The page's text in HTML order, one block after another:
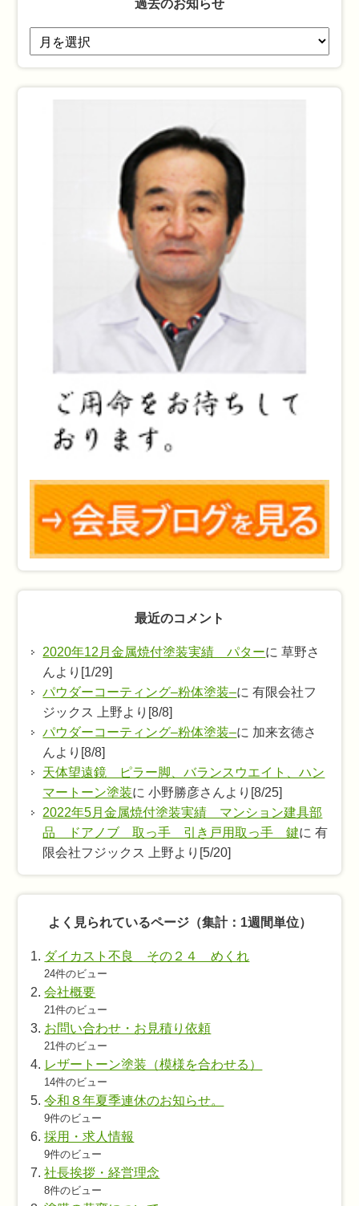
過去のお知らせ
去
最近のコメント
2020年12月金属焼付塗装実績 パターに 草野さ
んより[1/29]
パウダーコーティング–粉体塗装–に 有限会社フ
ジックス 上野より[8/8]
パウダーコーティング–粉体塗装–に 加来玄徳さ
んより[8/8]
天体望遠鏡 ピラー脚、バランスウエイト、ハン
マートーン塗装に 小野勝彦さんより[8/25]
2022年5月金属焼付塗装実績 マンション建具部
品 ドアノブ 取っ手 引き戸用取っ手 鍵に 有
限会社フジックス 上野より[5/20]
よく見られているページ（集計：1週間単位）
ダイカスト不良 その２４ めくれ
24件のビュー
会社概要
21件のビュー
お問い合わせ・お見積り依頼
21件のビュー
レザートーン塗装（模様を合わせる）
14件のビュー
令和８年夏季連休のお知らせ。
9件のビュー
採用・求人情報
9件のビュー
社長挨拶・経営理念
8件のビュー